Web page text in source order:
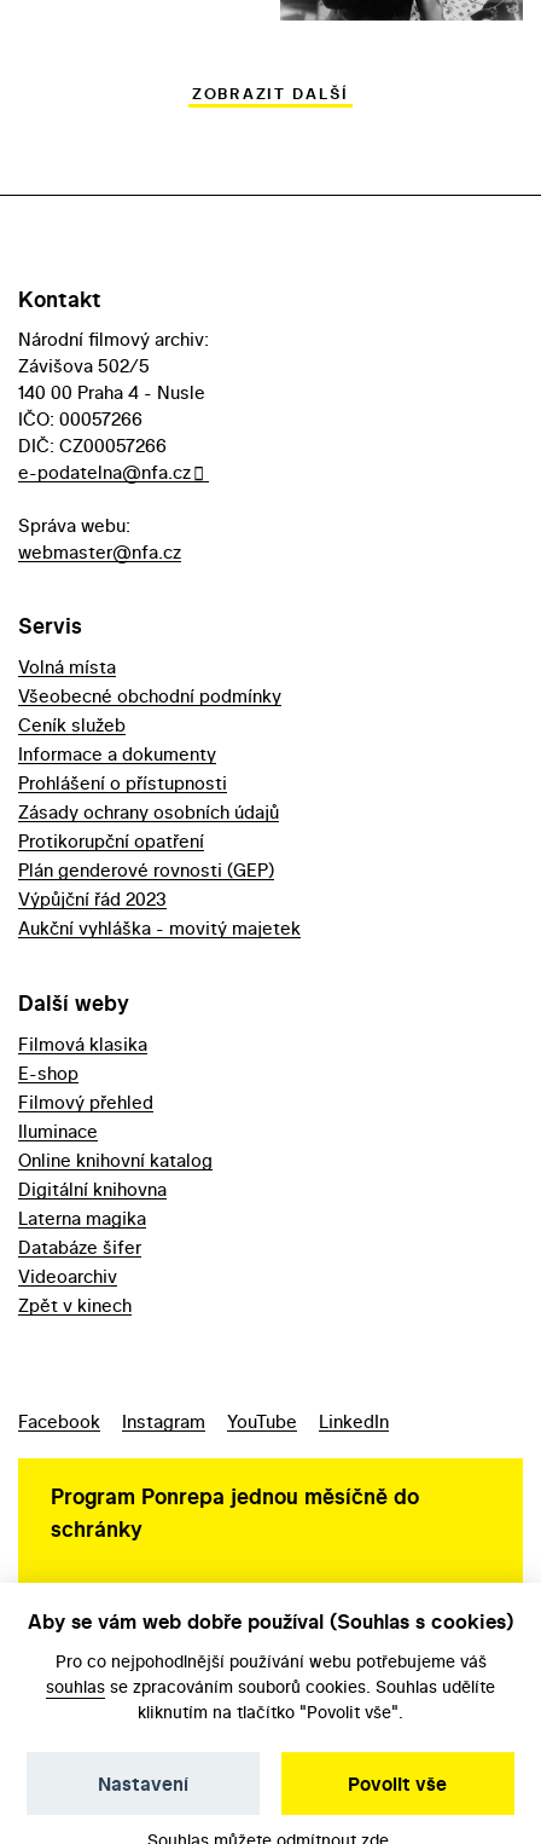
ZOBRAZIT DALŠÍ
Kontakt
Národní filmový archiv:
Závišova 502/5
140 00 Praha 4 - Nusle
IČO: 00057266
DIČ: CZ00057266
e-podatelna@nfa.cz
Správa webu:
webmaster@nfa.cz
Servis
Volná místa
Všeobecné obchodní podmínky
Ceník služeb
Informace a dokumenty
Prohlášení o přístupnosti
Zásady ochrany osobních údajů
Protikorupční opatření
Plán genderové rovnosti (GEP)
Výpůjční řád 2023
Aukční vyhláška - movitý majetek
Další weby
Filmová klasika
E-shop
Filmový přehled
Iluminace
Online knihovní katalog
Digitální knihovna
Laterna magika
Databáze šifer
Videoarchiv
Zpět v kinech
Facebook Instagram YouTube LinkedIn
Program Ponrepa jednou měsíčně do
schránky
Aby se vám web dobře používal (Souhlas s cookies)
Pro co nejpohodlnější používání webu potřebujeme váš
souhlas se zpracováním souborů cookies. Souhlas udělíte
kliknutím na tlačítko "Povolit vše".
Povolit vše
Nastavení
Souhlas můžete odmítnout zde